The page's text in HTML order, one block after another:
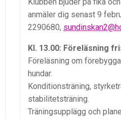
anmäler dig senast 9
2290680,
Kl. 13.00: Föreläsning
Föreläsning om
hundar.
Konditionsträning,
stabilitetsträning.
Träningsupplägg och